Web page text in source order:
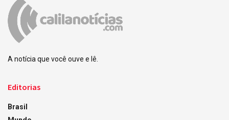
A notícia que você ouve e lê.
Editorias
Brasil